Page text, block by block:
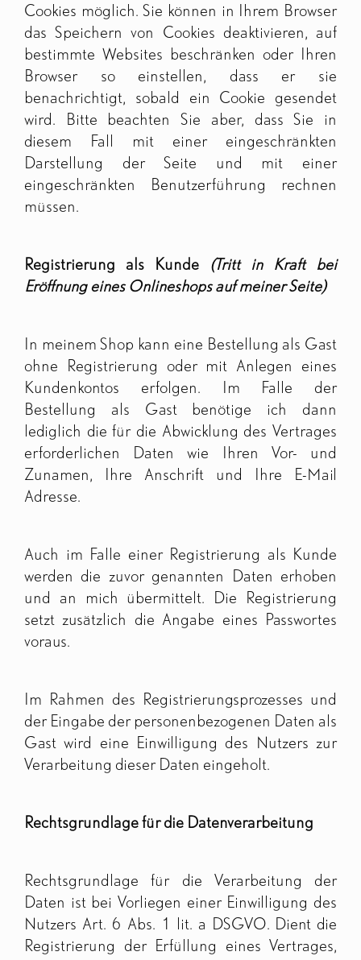
Cookies möglich. Sie können in Ihrem Browser
das Speichern von Cookies deaktivieren, auf
bestimmte Websites beschränken oder Ihren
Browser so einstellen, dass er sie
benachrichtigt, sobald ein Cookie gesendet
wird. Bitte beachten Sie aber, dass Sie in
diesem Fall mit einer eingeschränkten
Darstellung der Seite und mit einer
eingeschränkten Benutzerführung rechnen
müssen.
Registrierung als Kunde (Tritt in Kraft bei
Eröffnung eines Onlineshops auf meiner Seite)
In meinem Shop kann eine Bestellung als Gast
ohne Registrierung oder mit Anlegen eines
Kundenkontos erfolgen. Im Falle der
Bestellung als Gast benötige ich dann
lediglich die für die Abwicklung des Vertrages
erforderlichen Daten wie Ihren Vor- und
Zunamen, Ihre Anschrift und Ihre E-Mail
Adresse.
Auch im Falle einer Registrierung als Kunde
werden die zuvor genannten Daten erhoben
und an mich übermittelt. Die Registrierung
setzt zusätzlich die Angabe eines Passwortes
voraus.
Im Rahmen des Registrierungsprozesses und
der Eingabe der personenbezogenen Daten als
Gast wird eine Einwilligung des Nutzers zur
Verarbeitung dieser Daten eingeholt.
Rechtsgrundlage für die Datenverarbeitung
Rechtsgrundlage für die Verarbeitung der
Daten ist bei Vorliegen einer Einwilligung des
Nutzers Art. 6 Abs. 1 lit. a DSGVO. Dient die
Registrierung der Erfüllung eines Vertrages,